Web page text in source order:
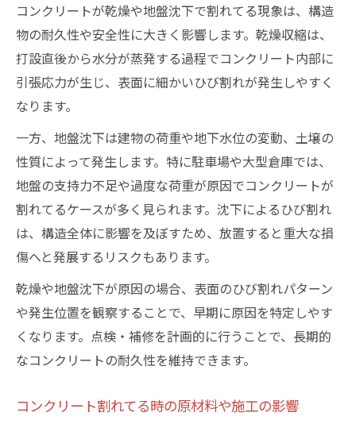
コンクリート割れてる範囲と対応法の選び
方
駐車場や床で割れてる現象の対策ポイント
コンクリート割れてる駐車場で実践できる
床のコンクリートが割れてる時の補修ポイ
ント
コンクリート割れてる現象を防ぐ日常点検
のコツ
選び方
初期ひび割れ原因と見落としがちな注意点
コンクリート割れてる初期ひび割れ要因を
施工時に割れてる現象を招く隠れた落とし
コンクリートが乾燥や地盤沈下で割れてる現象は、構造
物の耐久性や安全性に大きく影響します。乾燥収縮は、
打設直後から水分が蒸発する過程でコンクリート内部に
引張応力が生じ、表面に細かいひび割れが発生しやすく
なります。
一方、地盤沈下は建物の荷重や地下水位の変動、土壌の
性質によって発生します。特に駐車場や大型倉庫では、
地盤の支持力不足や過度な荷重が原因でコンクリートが
割れてるケースが多く見られます。沈下によるひび割れ
は、構造全体に影響を及ぼすため、放置すると重大な損
傷へと発展するリスクもあります。
乾燥や地盤沈下が原因の場合、表面のひび割れパターン
や発生位置を観察することで、早期に原因を特定しやす
くなります。点検・補修を計画的に行うことで、長期的
なコンクリートの耐久性を維持できます。
コンクリート割れてる時の原材料や施工の影響